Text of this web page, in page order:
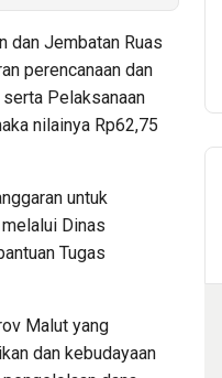
dan Jembatan Ruas
perencanaan dan
Pelaksanaan
nilainya Rp62,75
untuk
Dinas
Tugas
Malut yang
dan kebudayaan